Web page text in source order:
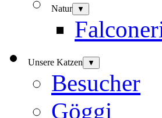
Natur ▼
Unsere Katzen ▼
Besucher
Göggi